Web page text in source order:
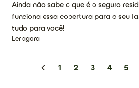
Ainda não sabe o que é o seguro
funciona essa cobertura para o seu
tudo para você!
Ler agora
1 2 3 4 5